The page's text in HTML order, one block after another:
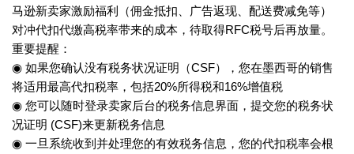
马逊新卖家激励福利（佣金抵扣、广告返现、配送费减免等）
对冲代扣代缴高税率带来的成本，待取得RFC税号后再放量。
重要提醒：
◉ 如果您确认没有税务状况证明（CSF），您在墨西哥的销售
将适用最高代扣税率，包括20%所得税和16%增值税
◉ 您可以随时登录卖家后台的税务信息界面，提交您的税务状
况证明 (CSF)来更新税务信息
◉ 一旦系统收到并处理您的有效税务信息，您的代扣税率会根